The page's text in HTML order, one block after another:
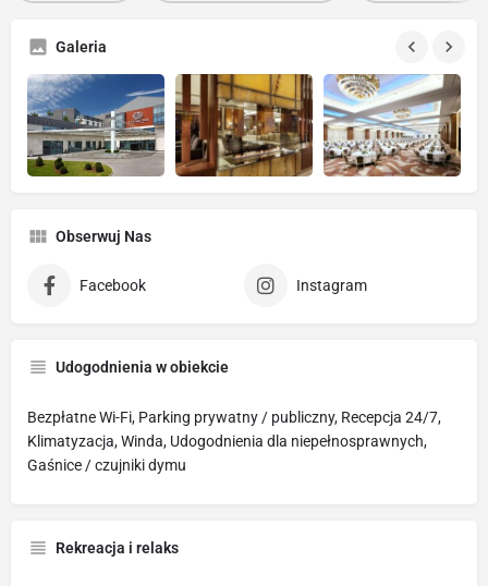
Galeria
Obserwuj Nas
Facebook Instagram
Udogodnienia w obiekcie
Bezpłatne Wi-Fi, Parking prywatny / publiczny, Recepcja 24/7,
Klimatyzacja, Winda, Udogodnienia dla niepełnosprawnych,
Gaśnice / czujniki dymu
Rekreacja i relaks